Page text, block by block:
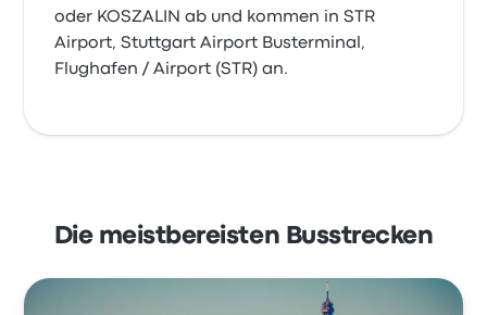
oder KOSZALIN ab und kommen in STR
Airport, Stuttgart Airport Busterminal,
Flughafen / Airport (STR) an.
Die meistbereisten Busstrecken